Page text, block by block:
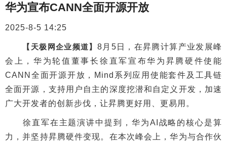
华为宣布CANN全面开源开放
2025-8-5 14:25
【天极网企业频道】 8月5日，在昇腾计算产业发展峰
会上，华为轮值董事长徐直军宣布华为昇腾硬件使能
CANN全面开源开放，Mind系列应用使能套件及工具链
全面开源，支持用户自主的深度挖潜和自定义开发，加速
广大开发者的创新步伐，让昇腾更好用、更易用。
徐直军在主题演讲中提到，华为AI战略的核心是算
力，并坚持昇腾硬件变现。在本次峰会上，华为与合作伙